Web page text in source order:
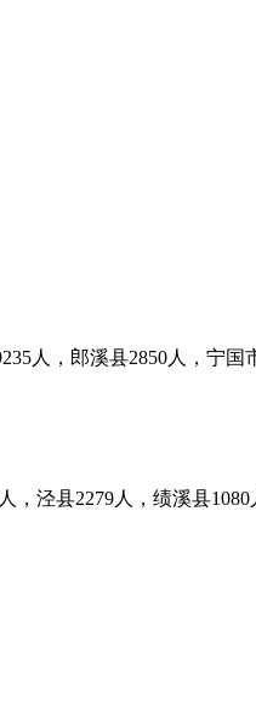
人，郎溪县2850人，宁国
泾县2279人，绩溪县1080